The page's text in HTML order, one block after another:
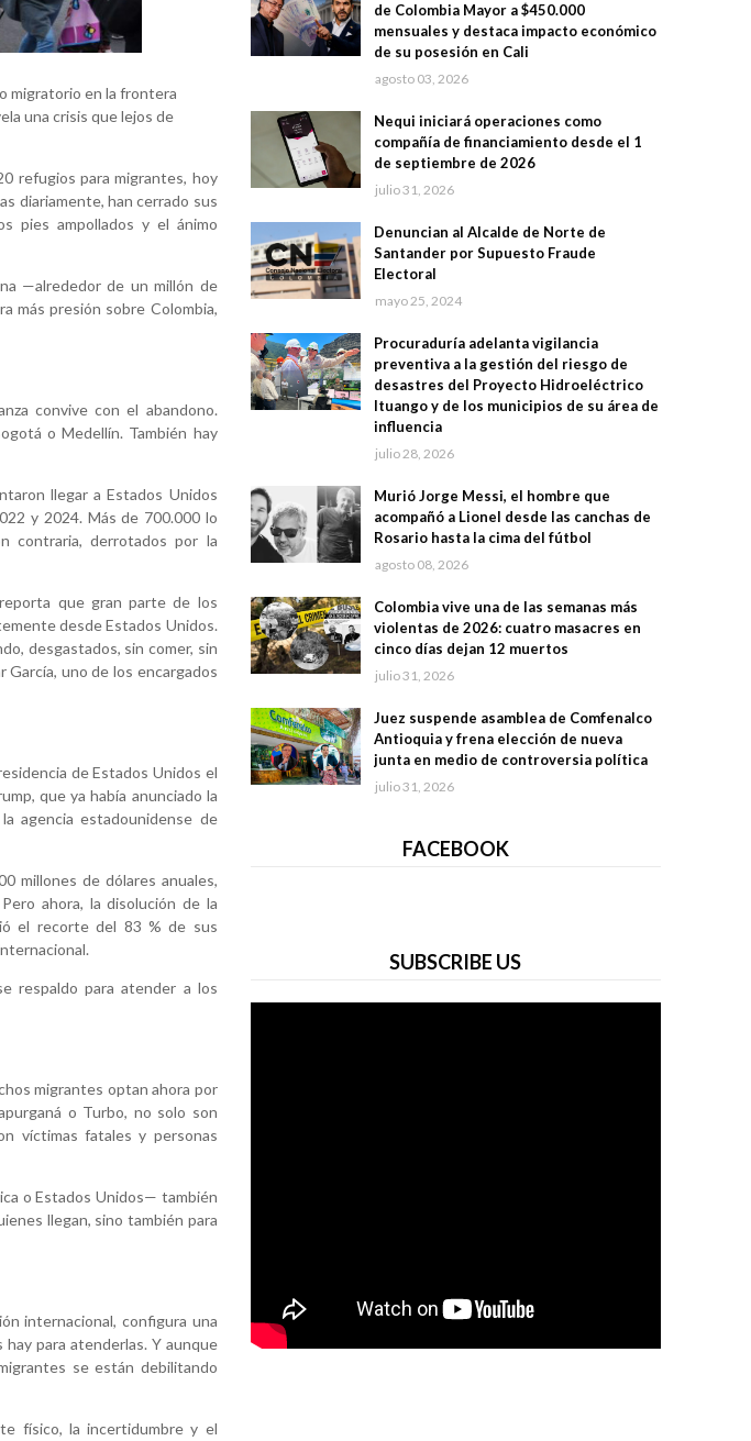
migratorio en la frontera
una crisis que lejos de
refugios para migrantes, hoy
diariamente, han cerrado sus
pies ampollados y el ánimo
—alrededor de un millón de
más presión sobre Colombia,
convive con el abandono.
o Medellín. También hay
llegar a Estados Unidos
y 2024. Más de 700.000 lo
contraria, derrotados por la
que gran parte de los
desde Estados Unidos.
desgastados, sin comer, sin
García, uno de los encargados
de Estados Unidos el
que ya había anunciado la
agencia estadounidense de
millones de dólares anuales,
ahora, la disolución de la
el recorte del 83 % de sus
respaldo para atender a los
migrantes optan ahora por
o Turbo, no solo son
víctimas fatales y personas
o Estados Unidos— también
llegan, sino también para
internacional, configura una
para atenderlas. Y aunque
se están debilitando
físico, la incertidumbre y el
de Colombia Mayor a $450.000
mensuales y destaca impacto económico
de su posesión en Cali
agosto 03, 2026
Nequi iniciará operaciones como
compañía de financiamiento desde el 1
de septiembre de 2026
julio 31, 2026
Denuncian al Alcalde de Norte de
Santander por Supuesto Fraude
Electoral
mayo 25, 2024
Procuraduría adelanta vigilancia
preventiva a la gestión del riesgo de
desastres del Proyecto Hidroeléctrico
Ituango y de los municipios de su área de
influencia
julio 28, 2026
Murió Jorge Messi, el hombre que
acompañó a Lionel desde las canchas de
Rosario hasta la cima del fútbol
agosto 08, 2026
Colombia vive una de las semanas más
violentas de 2026: cuatro masacres en
cinco días dejan 12 muertos
julio 31, 2026
Juez suspende asamblea de Comfenalco
Antioquia y frena elección de nueva
junta en medio de controversia política
julio 31, 2026
FACEBOOK
SUBSCRIBE US